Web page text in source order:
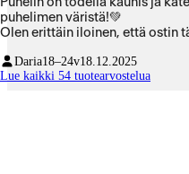
puhelimen väristä!💚
Olen erittäin iloinen, että ostin
Daria18–24v18.12.2025
Lue kaikki 54 tuotearvostelua